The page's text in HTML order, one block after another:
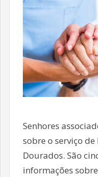
Senhores
sobre o serviço
Dourados. São
informações